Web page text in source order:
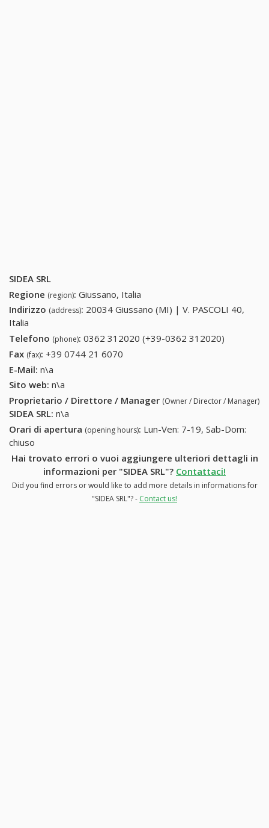
SIDEA SRL
Regione (region): Giussano, Italia
Indirizzo (address): 20034 Giussano (MI) | V. PASCOLI 40,
Italia
Telefono (phone): 0362 312020 (+39-0362 312020)
Fax (fax): +39 0744 21 6070
E-Mail: n\a
Sito web: n\a
Proprietario / Direttore / Manager (Owner / Director / Manager)
SIDEA SRL: n\a
Orari di apertura (opening hours): Lun-Ven: 7-19, Sab-Dom:
chiuso
Hai trovato errori o vuoi aggiungere ulteriori dettagli in
informazioni per "SIDEA SRL"? Contattaci!
Did you find errors or would like to add more details in informations for
"SIDEA SRL"? - Contact us!